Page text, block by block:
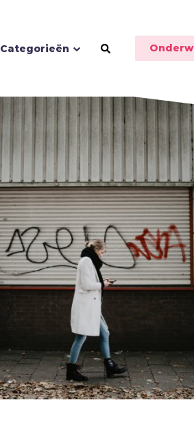
Categorieën
Schoonheid
Seks
Sport
Stilte
T
Toekomst
Trouw
Twijfel
Verbond
Verdriet
Vergeving